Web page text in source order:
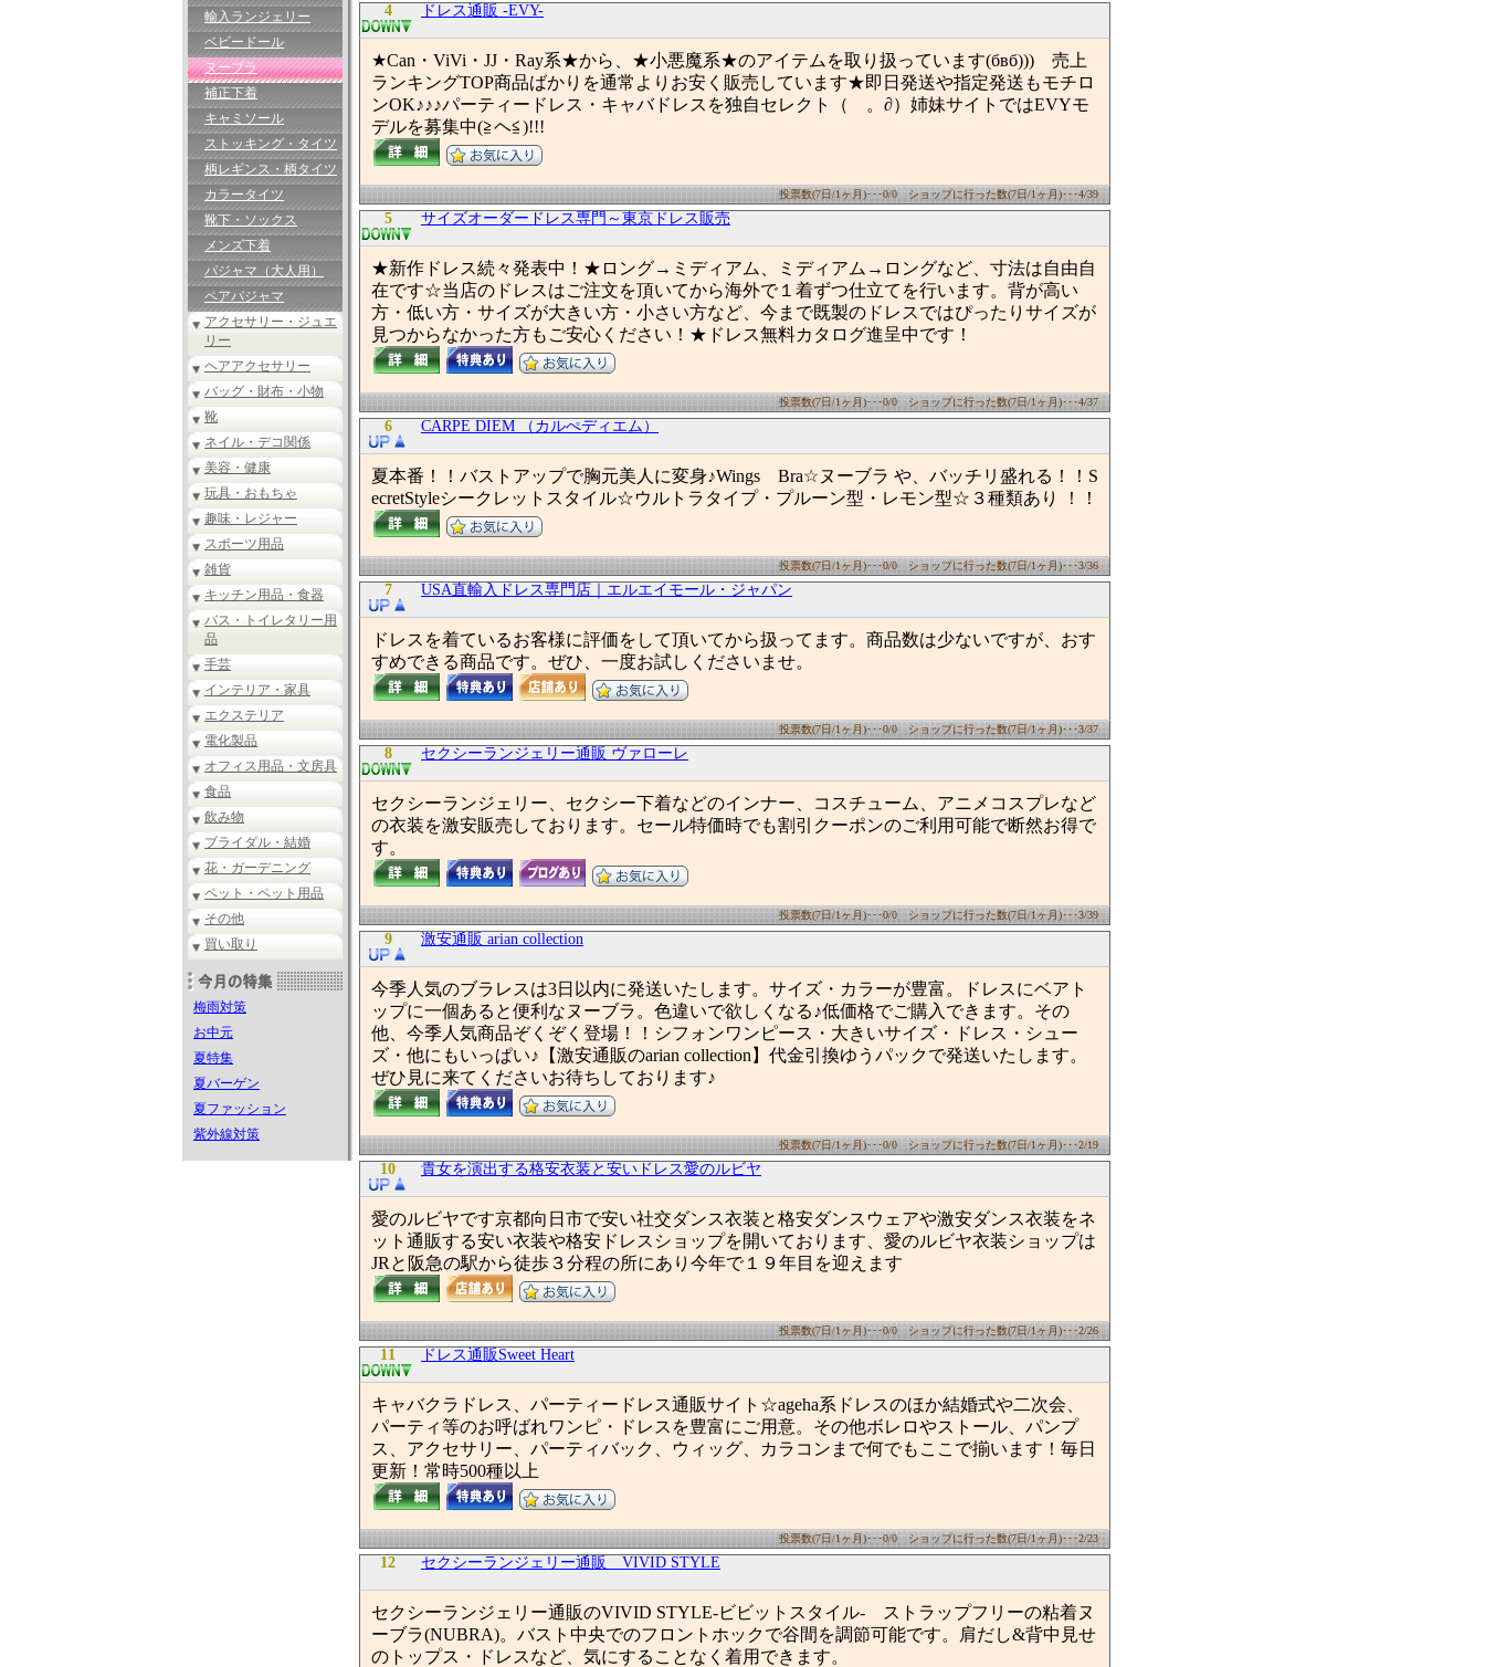
輸入ランジェリー
ベビードール
ヌーブラ
補正下着
キャミソール
ストッキング・タイツ
柄レギンス・柄タイツ
カラータイツ
靴下・ソックス
メンズ下着
パジャマ（大人用）
ペアパジャマ
アクセサリー・ジュエ
リー
ヘアアクセサリー
バッグ・財布・小物
靴
ネイル・デコ関係
美容・健康
玩具・おもちゃ
趣味・レジャー
スポーツ用品
雑貨
キッチン用品・食器
バス・トイレタリー用
品
手芸
インテリア・家具
エクステリア
電化製品
オフィス用品・文房具
食品
飲み物
ブライダル・結婚
花・ガーデニング
ペット・ペット用品
その他
買い取り
梅雨対策
お中元
夏特集
夏バーゲン
夏ファッション
紫外線対策
4 ドレス通販 -EVY-
★Can・ViVi・JJ・Ray系★から、★小悪魔系★のアイテムを取り扱っています(бвб))) 売上
ランキングTOP商品ばかりを通常よりお安く販売しています★即日発送や指定発送もモチロ
ンOK♪♪♪パーティードレス・キャバドレスを独自セレクト（ゝ。∂）姉妹サイトではEVYモ
デルを募集中(≧ヘ≦)!!!
投票数(7日/1ヶ月)･･･0/0 ショップに行った数(7日/1ヶ月)･･･4/39
5 サイズオーダードレス専門～東京ドレス販売
★新作ドレス続々発表中！★ロング→ミディアム、ミディアム→ロングなど、寸法は自由自
在です☆当店のドレスはご注文を頂いてから海外で１着ずつ仕立てを行います。背が高い
方・低い方・サイズが大きい方・小さい方など、今まで既製のドレスではぴったりサイズが
見つからなかった方もご安心ください！★ドレス無料カタログ進呈中です！
投票数(7日/1ヶ月)･･･0/0 ショップに行った数(7日/1ヶ月)･･･4/37
6 CARPE DIEM （カルぺディエム）
夏本番！！バストアップで胸元美人に変身♪Wings Bra☆ヌーブラ や、バッチリ盛れる！！S
ecretStyleシークレットスタイル☆ウルトラタイプ・プルーン型・レモン型☆３種類あり ！！
投票数(7日/1ヶ月)･･･0/0 ショップに行った数(7日/1ヶ月)･･･3/36
7 USA直輸入ドレス専門店｜エルエイモール・ジャパン
ドレスを着ているお客様に評価をして頂いてから扱ってます。商品数は少ないですが、おす
すめできる商品です。ぜひ、一度お試しくださいませ。
投票数(7日/1ヶ月)･･･0/0 ショップに行った数(7日/1ヶ月)･･･3/37
8 セクシーランジェリー通販 ヴァローレ
セクシーランジェリー、セクシー下着などのインナー、コスチューム、アニメコスプレなど
の衣装を激安販売しております。セール特価時でも割引クーポンのご利用可能で断然お得で
す。
投票数(7日/1ヶ月)･･･0/0 ショップに行った数(7日/1ヶ月)･･･3/39
9 激安通販 arian collection
今季人気のブラレスは3日以内に発送いたします。サイズ・カラーが豊富。ドレスにベアト
ップに一個あると便利なヌーブラ。色違いで欲しくなる♪低価格でご購入できます。その
他、今季人気商品ぞくぞく登場！！シフォンワンピース・大きいサイズ・ドレス・シュー
ズ・他にもいっぱい♪【激安通販のarian collection】代金引換ゆうパックで発送いたします。
ぜひ見に来てくださいお待ちしております♪
投票数(7日/1ヶ月)･･･0/0 ショップに行った数(7日/1ヶ月)･･･2/19
10 貴女を演出する格安衣装と安いドレス愛のルビヤ
愛のルビヤです京都向日市で安い社交ダンス衣装と格安ダンスウェアや激安ダンス衣装をネ
ット通販する安い衣装や格安ドレスショップを開いております、愛のルビヤ衣装ショップは
JRと阪急の駅から徒歩３分程の所にあり今年で１９年目を迎えます
投票数(7日/1ヶ月)･･･0/0 ショップに行った数(7日/1ヶ月)･･･2/26
11 ドレス通販Sweet Heart
キャバクラドレス、パーティードレス通販サイト☆ageha系ドレスのほか結婚式や二次会、
パーティ等のお呼ばれワンピ・ドレスを豊富にご用意。その他ボレロやストール、パンプ
ス、アクセサリー、パーティバック、ウィッグ、カラコンまで何でもここで揃います！毎日
更新！常時500種以上
投票数(7日/1ヶ月)･･･0/0 ショップに行った数(7日/1ヶ月)･･･2/23
12 セクシーランジェリー通販 VIVID STYLE
セクシーランジェリー通販のVIVID STYLE-ビビットスタイル- ストラップフリーの粘着ヌ
ーブラ(NUBRA)。バスト中央でのフロントホックで谷間を調節可能です。肩だし&背中見せ
のトップス・ドレスなど、気にすることなく着用できます。